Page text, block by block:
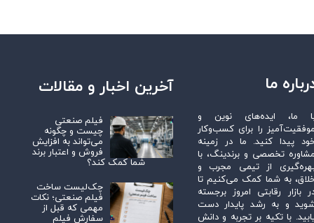
ما
ما، ایده‌های نوین و
را برای کسب‌وکار
پیدا کنید. ما در زمینه
تخصصی و برندینگ، با
از تیمی مجرب و
به شما کمک می‌کنیم تا
بازار رقابتی امروز برجسته
و به رشد پایدار دست
با تکیه بر تجربه و دانش
فیلم صنعتی
چیست و چگونه
می‌تواند به افزایش
فروش و اعتبار برند
شما کمک کند؟
چک‌لیست ساخت
فیلم صنعتی؛ نکات
مهمی که قبل از
سفارش فیلم
آخرین اخبار و مقالات